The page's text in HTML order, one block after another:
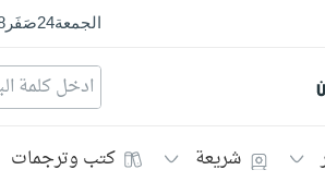
الجمعة24صَفَر
شريعة كتب وترجمات